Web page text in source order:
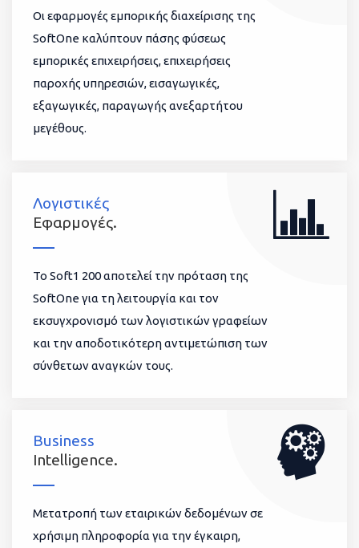
Οι εφαρμογές εμπορικής διαχείρισης της
SoftOne καλύπτουν πάσης φύσεως
εμπορικές επιχειρήσεις, επιχειρήσεις
παροχής υπηρεσιών, εισαγωγικές,
εξαγωγικές, παραγωγής ανεξαρτήτου
μεγέθους.
Λογιστικές
Εφαρμογές.
To Soft1 200 αποτελεί την πρόταση της
SoftOne για τη λειτουργία και τον
εκσυγχρονισμό των λογιστικών γραφείων
και την αποδοτικότερη αντιμετώπιση των
σύνθετων αναγκών τους.
Business
Intelligence.
Μετατροπή των εταιρικών δεδομένων σε
χρήσιμη πληροφορία για την έγκαιρη,